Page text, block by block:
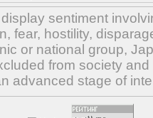
sentiment
fear, hostility,
or national group,
from society
advanced stage of